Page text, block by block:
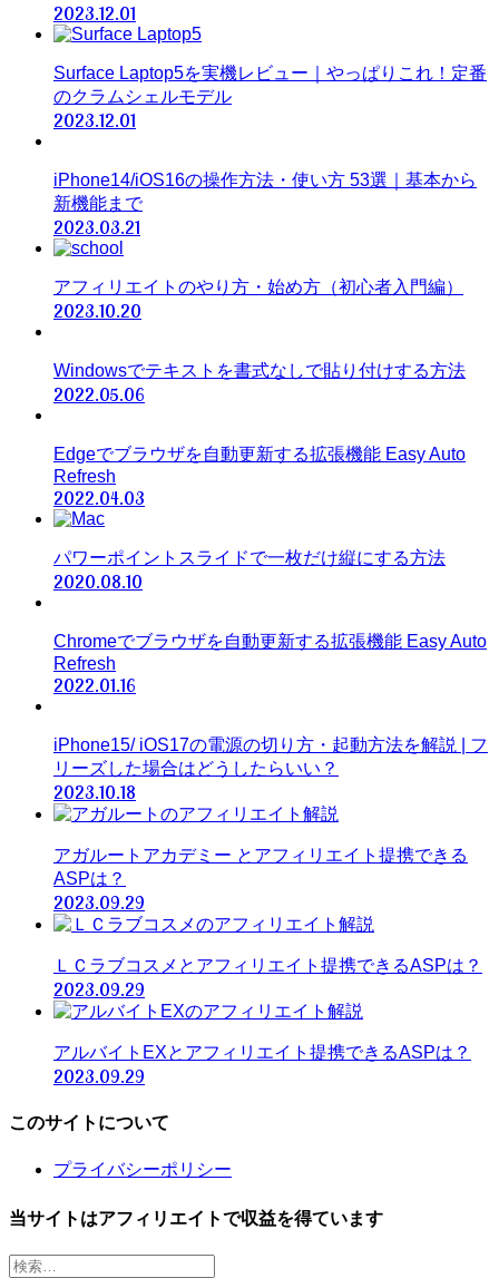
2023.12.01
Surface Laptop5を実機レビュー｜やっぱりこれ！定番
のクラムシェルモデル
2023.12.01
iPhone14/iOS16の操作方法・使い方 53選｜基本から
新機能まで
2023.03.21
アフィリエイトのやり方・始め方（初心者入門編）
2023.10.20
Windowsでテキストを書式なしで貼り付けする方法
2022.05.06
Edgeでブラウザを自動更新する拡張機能 Easy Auto
Refresh
2022.04.03
パワーポイントスライドで一枚だけ縦にする方法
2020.08.10
Chromeでブラウザを自動更新する拡張機能 Easy Auto
Refresh
2022.01.16
iPhone15/ iOS17の電源の切り方・起動方法を解説 | フ
リーズした場合はどうしたらいい？
2023.10.18
アガルートアカデミー とアフィリエイト提携できる
ASPは？
2023.09.29
ＬＣラブコスメとアフィリエイト提携できるASPは？
2023.09.29
アルバイトEXとアフィリエイト提携できるASPは？
2023.09.29
このサイトについて
プライバシーポリシー
当サイトはアフィリエイトで収益を得ています
検